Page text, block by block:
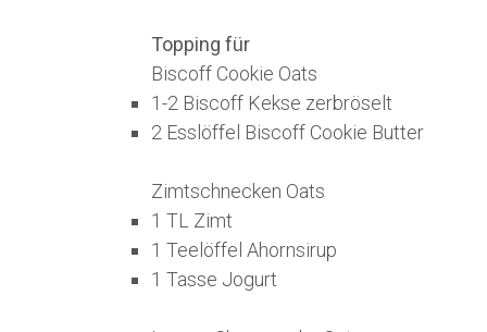
Topping für
Biscoff Cookie Oats
1-2 Biscoff Kekse zerbröselt
2 Esslöffel Biscoff Cookie Butter
Zimtschnecken Oats
1 TL Zimt
1 Teelöffel Ahornsirup
1 Tasse Jogurt